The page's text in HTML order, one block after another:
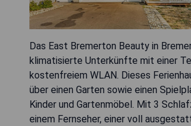
Das East Bremerton Beauty in
klimatisierte Unterkünfte mit einer
kostenfreiem WLAN. Dieses
über einen Garten sowie einen
Kinder und Gartenmöbel. Mit 3
einem Fernseher, einer voll